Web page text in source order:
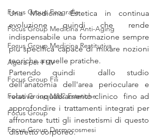
Focus Group Ecografia
Focus Group Medicina Anti-Aging
Focus Group Medicina Restitutiva
Agorà per FUV
Focus Group Fili
Focus Group M&C Estetiche
Focus Group
Focus Group Dermocosmesi
Una Medicina Estetica in continua
evoluzione quindi che rende
indispensabile una formazione sempre
più specifica capace di mixare nozioni
teoriche a quelle pratiche.
Partendo quindi  dallo studio
dell'anatomia dell'area perioculare e
relativo inquadramento clinico  fino ad
approfondire i trattamenti integrati per
affrontare tutti gli inestetismi di questo
distretto corporeo.